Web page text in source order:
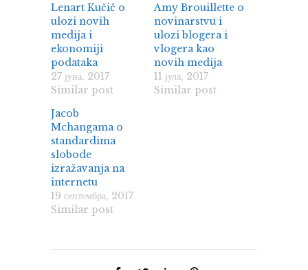
Lenart Kučič o
ulozi novih
medija i
ekonomiji
podataka
27 јуна, 2017
Similar post
Amy Brouillette o
novinarstvu i
ulozi blogera i
vlogera kao
novih medija
11 јула, 2017
Similar post
Jacob
Mchangama o
standardima
slobode
izražavanja na
internetu
19 септембра, 2017
Similar post